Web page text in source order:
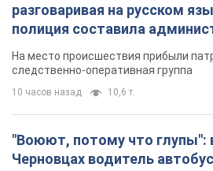
разговаривая на русском
полиция составила
протокол. Видео
На место происшествия прибыли
следственно-оперативная группа
10 часов назад 10,6 т.
"Воюют, потому что глупы":
Черновцах водитель